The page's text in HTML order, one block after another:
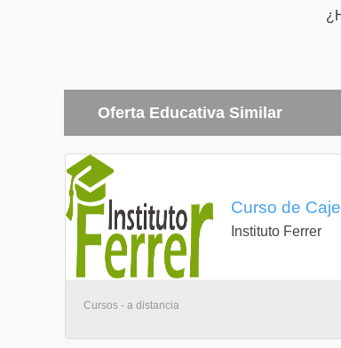
1 EVALUACIÓN FINAL: trabajo final
Oferta Educativa Similar
Curso de
Instituto Ferrer
Cursos - a distancia